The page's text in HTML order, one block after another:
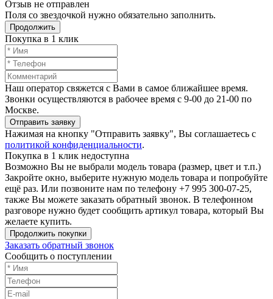
Отзыв не отправлен
Поля со звездочкой нужно обязательно заполнить.
Продолжить
Покупка в 1 клик
Наш оператор свяжется с Вами в самое ближайшее время.
Звонки осуществляются в рабочее время с 9-00 до 21-00 по
Москве.
Отправить заявку
Нажимая на кнопку "Отправить заявку", Вы соглашаетесь с
политикой конфиденциальности.
Покупка в 1 клик недоступна
Возможно Вы не выбрали модель товара (размер, цвет и т.п.)
Закройте окно, выберите нужную модель товара и попробуйте
ещё раз. Или позвоните нам по телефону +7 995 300-07-25,
также Вы можете заказать обратный звонок. В телефонном
разговоре нужно будет сообщить артикул товара, который Вы
желаете купить.
Продолжить покупки
Заказать обратный звонок
Сообщить о поступлении